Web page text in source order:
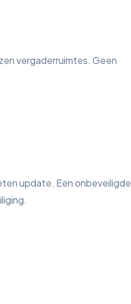
vergaderruimtes. Geen
update. Een onbeveiligde